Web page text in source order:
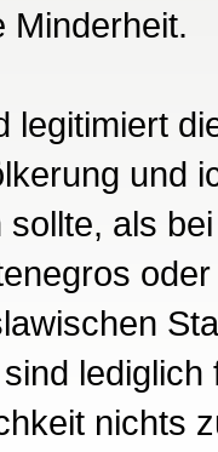
Minderheit.
legitimiert
und
als
nichts